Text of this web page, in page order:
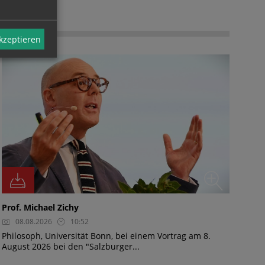
Prof. Michael Zichy
08.08.2026 10:52
Philosoph, Universität Bonn, bei einem Vortrag am 8.
August 2026 bei den "Salzburger...